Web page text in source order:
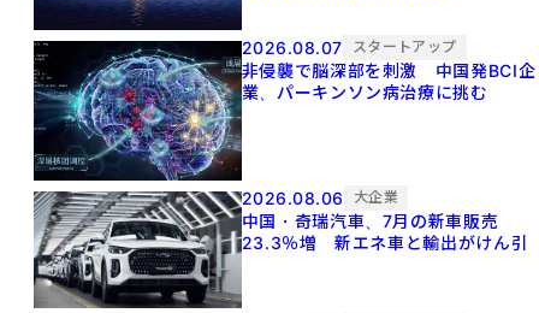
2026.08.07 スタートアップ
非侵襲で脳深部を刺激 中国発BCI企
業、パーキンソン病治療に挑む
2026.08.06 大企業
中国・奇瑞汽車、7月の新車販売
23.3％増 新エネ車と輸出がけん引